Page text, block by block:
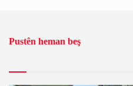
Pustên heman beş